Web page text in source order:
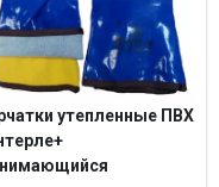
утепленные ПВХ